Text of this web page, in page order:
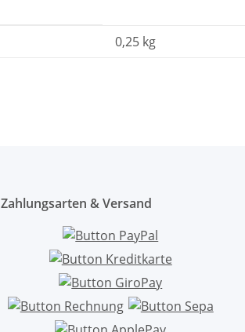
0,25 kg
Zahlungsarten & Versand